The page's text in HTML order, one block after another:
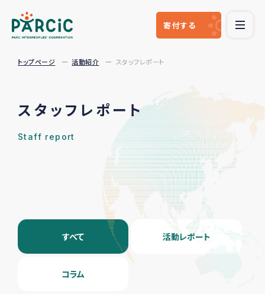
寄付する
トップページ 活動紹介 スタッフレポート
スタッフレポート
Staff report
すべて 活動レポート
コラム